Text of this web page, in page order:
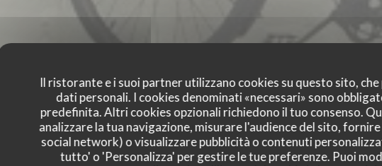
Il ristorante e i suoi partner utilizzano cookies su questo sito,
dati personali. I cookies denominati «necessari» sono
predefinita. Altri cookies opzionali richiedono il tuo consenso.
analizzare la tua navigazione, misurare l'audience del sito,
social network) o visualizzare pubblicità o contenuti
tutto' o 'Personalizza' per gestire le tue preferenze. Puoi
LE TANDEM À